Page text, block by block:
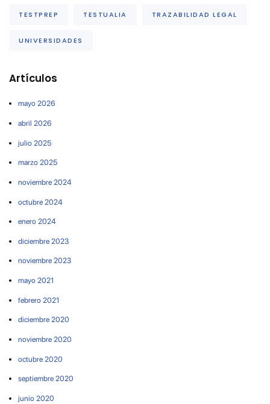
TESTPREP TESTUALIA TRAZABILIDAD LEGAL
UNIVERSIDADES
Artículos
mayo 2026
abril 2026
julio 2025
marzo 2025
noviembre 2024
octubre 2024
enero 2024
diciembre 2023
noviembre 2023
mayo 2021
febrero 2021
diciembre 2020
noviembre 2020
octubre 2020
septiembre 2020
junio 2020